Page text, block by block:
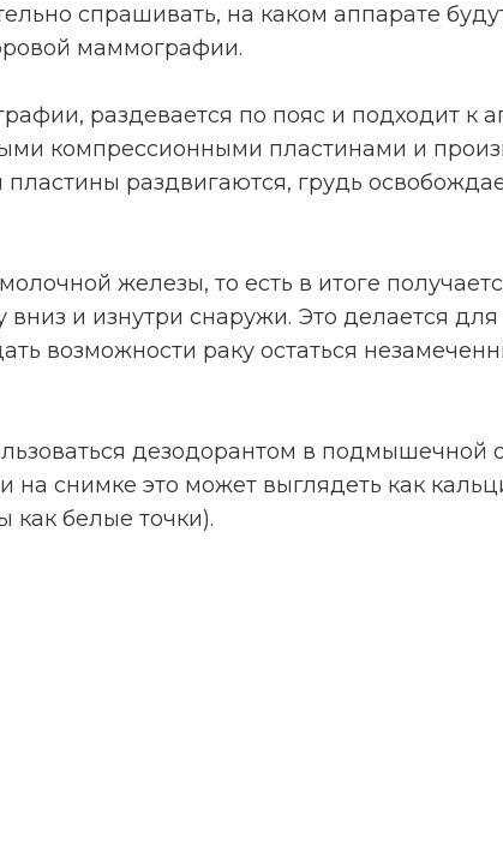
спрашивать, на каком аппарате
маммографии.
раздевается по пояс и подходит к
компрессионными пластинами и
пластины раздвигаются, грудь
железы, то есть в итоге
и изнутри снаружи. Это делается для
возможности раку остаться
дезодорантом в подмышечной
на снимке это может выглядеть как
как белые точки).